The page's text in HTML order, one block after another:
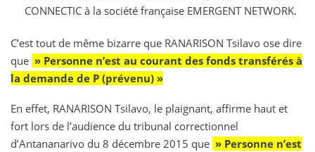
CONNECTIC à la société française EMERGENT NETWORK.
C’est tout de même bizarre que RANARISON Tsilavo ose dire
que » Personne n’est au courant des fonds transférés à
la demande de P (prévenu) »
En effet, RANARISON Tsilavo, le plaignant, affirme haut et
fort lors de l’audience du tribunal correctionnel
d’Antananarivo du 8 décembre 2015 que » Personne n’est